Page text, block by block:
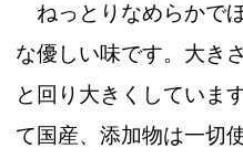
ねっとりなめらかで
な優しい味です。大き
と回り大きくしていま
て国産、添加物は一切